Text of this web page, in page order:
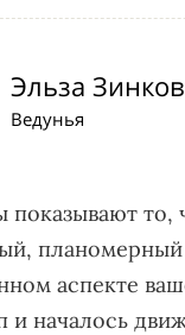
Эльза
Ведунья
показывают то,
планомерный
аспекте
и началось